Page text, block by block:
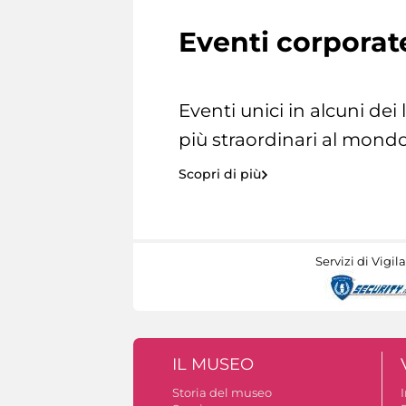
Eventi
Eventi unici in alcuni dei
più straordinari al
Scopri di più
Servizi di
IL MUSEO
Storia del museo